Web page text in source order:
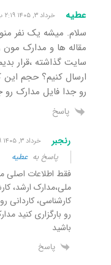
عطیه خرداد ۳, ۱۴۰۵ ۲:۱۹ ب٫ظ
سلام. میشه یک نفر
مقاله ها و مدارک
ارسال کنیم؟ حجم این
رو جدا فایل مدارک رو
پاسخ
رنجبر خرداد ۳, ۱۴۰۵ ۸:۳۹ ب٫ظ
پاسخ بهعطیه
فقط اطلاعات اصلی
ملی،مدارک ارشد،
کارشناسی، کاردانی
رو بارگزاری کنید
باشید
پاسخ